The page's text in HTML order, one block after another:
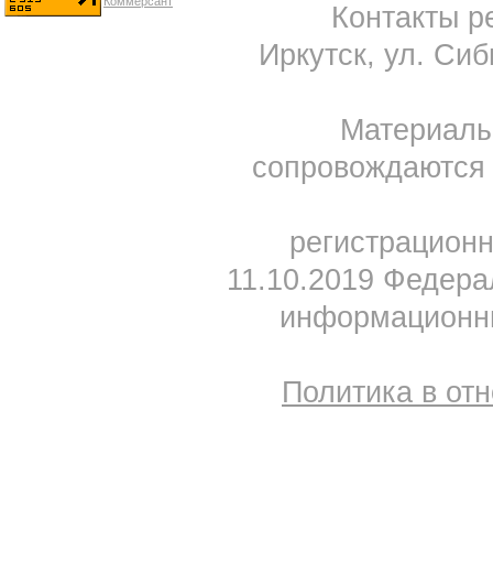
Контакты
Иркутск, ул.
11.10.2019
Политика в